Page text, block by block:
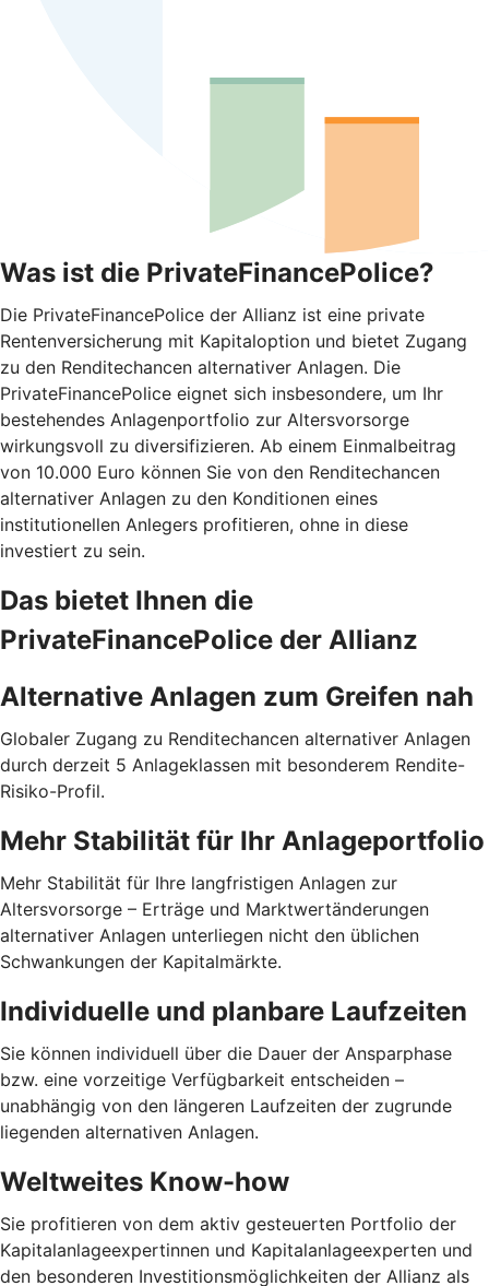
Was ist die PrivateFinancePolice?
Die PrivateFinancePolice der Allianz ist eine private
Rentenversicherung mit Kapitaloption und bietet Zugang
zu den Renditechancen alternativer Anlagen. Die
PrivateFinancePolice eignet sich insbesondere, um Ihr
bestehendes Anlagenportfolio zur Altersvorsorge
wirkungsvoll zu diversifizieren. Ab einem Einmalbeitrag
von 10.000 Euro können Sie von den Renditechancen
alternativer Anlagen zu den Konditionen eines
institutionellen Anlegers profitieren, ohne in diese
investiert zu sein.
Das bietet Ihnen die
PrivateFinancePolice der Allianz
Alternative Anlagen zum Greifen nah
Globaler Zugang zu Renditechancen alternativer Anlagen
durch derzeit 5 Anlageklassen mit besonderem Rendite-
Risiko-Profil.
Mehr Stabilität für Ihr Anlage­portfolio
Mehr Stabilität für Ihre langfristigen Anlagen zur
Altersvorsorge – Erträge und Marktwertänderungen
alternativer Anlagen unterliegen nicht den üblichen
Schwankungen der Kapitalmärkte.
Individuelle und planbare Laufzeiten
Sie können individuell über die Dauer der Ansparphase
bzw. eine vorzeitige Verfügbarkeit entscheiden –
unabhängig von den längeren Laufzeiten der zugrunde
liegenden alternativen Anlagen.
Weltweites Know-how
Sie profitieren von dem aktiv gesteuerten Portfolio der
Kapitalanlageexpertinnen und Kapitalanlageexperten und
den besonderen Investitionsmöglichkeiten der Allianz als